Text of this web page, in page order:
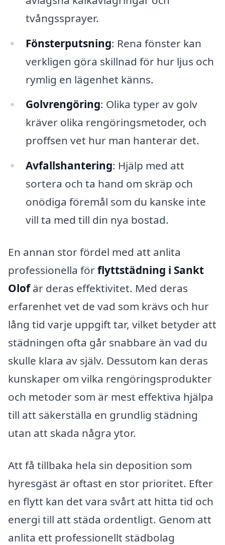
tvångssprayer.
Fönsterputsning: Rena fönster kan
verkligen göra skillnad för hur ljus och
rymlig en lägenhet känns.
Golvrengöring: Olika typer av golv
kräver olika rengöringsmetoder, och
proffsen vet hur man hanterar det.
Avfallshantering: Hjälp med att
sortera och ta hand om skräp och
onödiga föremål som du kanske inte
vill ta med till din nya bostad.
En annan stor fördel med att anlita
professionella förflyttstädning i Sankt
Olofär deras effektivitet. Med deras
erfarenhet vet de vad som krävs och hur
lång tid varje uppgift tar, vilket betyder att
städningen ofta går snabbare än vad du
skulle klara av själv. Dessutom kan deras
kunskaper om vilka rengöringsprodukter
och metoder som är mest effektiva hjälpa
till att säkerställa en grundlig städning
utan att skada några ytor.
Att få tillbaka hela sin deposition som
hyresgäst är oftast en stor prioritet. Efter
en flytt kan det vara svårt att hitta tid och
energi till att städa ordentligt. Genom att
anlita ett professionellt städbolag